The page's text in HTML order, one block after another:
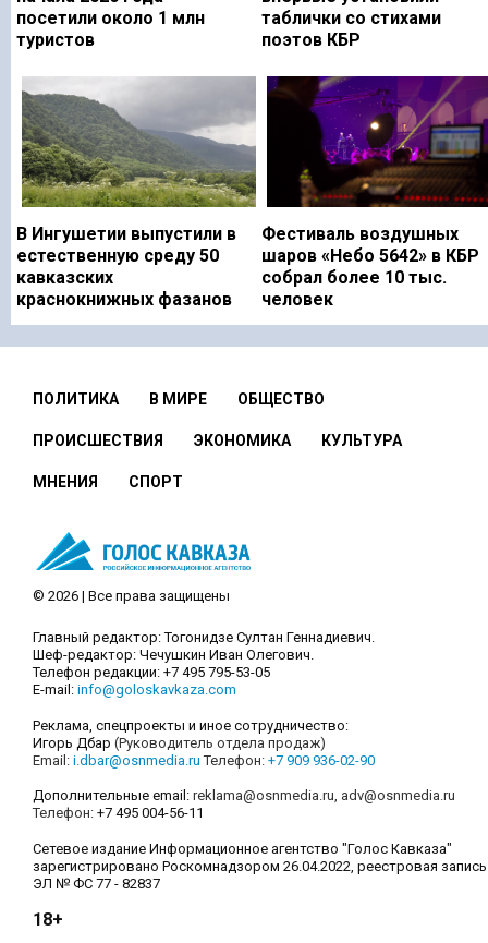
посетили около 1 млн
туристов
таблички со стихами
поэтов КБР
В Ингушетии выпустили в
естественную среду 50
кавказских
краснокнижных фазанов
Фестиваль воздушных
шаров «Небо 5642» в КБР
собрал более 10 тыс.
человек
ПОЛИТИКА В МИРЕ ОБЩЕСТВО
ПРОИСШЕСТВИЯ ЭКОНОМИКА КУЛЬТУРА
МНЕНИЯ СПОРТ
© 2026 | Все права защищены
Главный редактор: Тогонидзе Султан Геннадиевич.
Шеф-редактор: Чечушкин Иван Олегович.
Телефон редакции: +7 495 795-53-05
E-mail: info@goloskavkaza.com
Реклама, спецпроекты и иное сотрудничество:
Игорь Дбар (Руководитель отдела продаж)
Email: i.dbar@osnmedia.ru Телефон: +7 909 936-02-90
Дополнительные email: reklama@osnmedia.ru adv@osnmedia.ru
Телефон: +7 495 004-56-11
Сетевое издание Информационное агентство "Голос Кавказа"
зарегистрировано Роскомнадзором 26.04.2022, реестровая запись
ЭЛ № ФС 77 - 82837
18+